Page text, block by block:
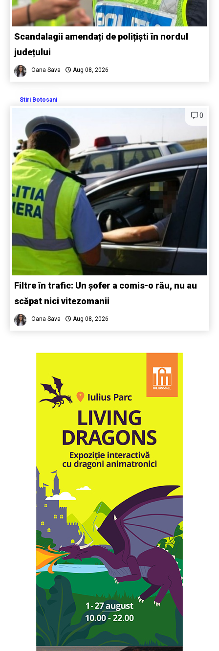
Scandalagii amendați de polițiști în nordul
județului
Oana Sava Aug 08, 2026
Stiri Botosani
0
Filtre în trafic: Un șofer a comis-o rău, nu au
scăpat nici vitezomanii
Oana Sava Aug 08, 2026